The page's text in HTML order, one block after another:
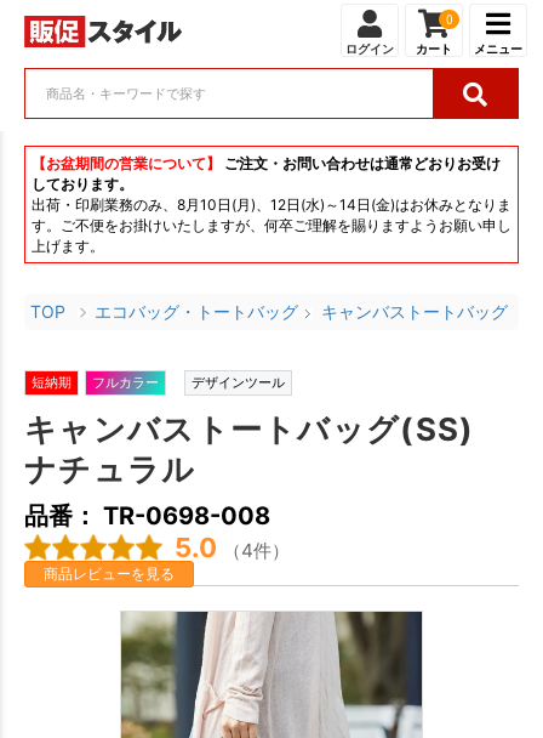
ログイン
0
カート メニュー
【お盆期間の営業について】
ご注文・お問い合わせは通常どおりお受け
しております。
出荷・印刷業務のみ、8月10日(月)、12日(水)～14日(金)はお休みとなりま
す。ご不便をお掛けいたしますが、何卒ご理解を賜りますようお願い申し
上げます。
TOP エコバッグ・トートバッグ キャンバストートバッグ
短納期 フルカラー デザインツール
キャンバストートバッグ(SS)
ナチュラル
品番： TR-0698-008
5.0 （4件）
商品レビューを見る